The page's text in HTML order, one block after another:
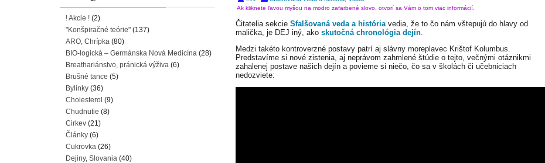
Ak kliknete ľavou myšou na modro zafarbené slovo, otvorí sa Vám o tom viac informácií.
Čitatelia sekcie Sfalšovaná veda a históriavedia, že to čo nám vštepujú do hlavy od
malička, je DEJ iný, ako skutočná chronológia dejín.
Medzi takéto kontroverzné postavy patrí aj slávny moreplavec Krištof Kolumbus.
Predstavíme si nové zistenia, aj neprávom zahmlené štúdie o tejto, večnými otáznikmi
zahalenej postave našich dejín a povieme si niečo, čo sa v školách či učebniciach
nedozviete:
! Akcie ! (2)
"Konšpiračné teórie" (137)
ARO, Chrípka (80)
BIO-logická – Germánska Nová Medicína (28)
Breathariánstvo, pránická výživa (6)
Brušné tance (5)
Bylinky (36)
Cholesterol (9)
Chudnutie (8)
Cirkev (21)
Články (6)
Cukrovka (26)
Dejiny, Slovania (40)